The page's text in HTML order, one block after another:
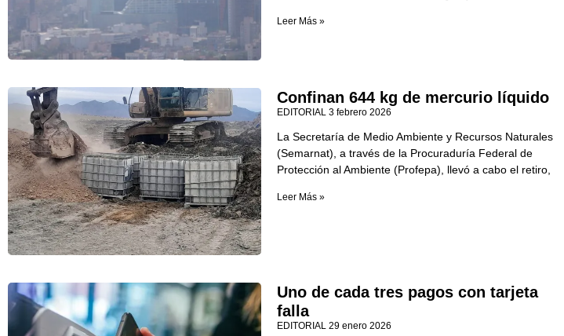
Leer Más »
Confinan 644 kg de mercurio líquido
EDITORIAL 3 febrero 2026
La Secretaría de Medio Ambiente y Recursos Naturales
(Semarnat), a través de la Procuraduría Federal de
Protección al Ambiente (Profepa), llevó a cabo el retiro,
Leer Más »
Uno de cada tres pagos con tarjeta
falla
EDITORIAL 29 enero 2026